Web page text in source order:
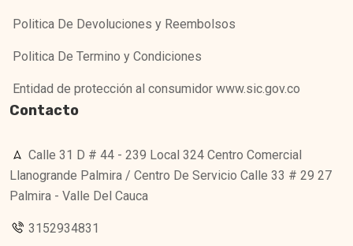
Politica De Devoluciones y Reembolsos
Politica De Termino y Condiciones
Entidad de protección al consumidor www.sic.gov.co
Contacto
Calle 31 D # 44 - 239 Local 324 Centro Comercial
Llanogrande Palmira / Centro De Servicio Calle 33 # 29 27
Palmira - Valle Del Cauca
3152934831